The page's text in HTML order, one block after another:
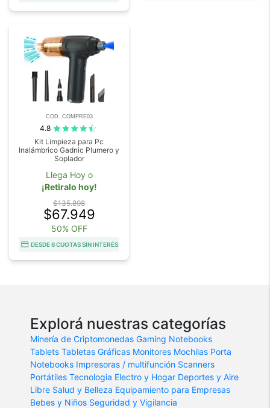
COD. COMPRE03
4.8
Kit Limpieza para Pc
Inalámbrico Gadnic Plumero y
Soplador
Llega Hoy o
¡Retiralo hoy!
$135.898
$67.949
50% OFF
DESDE 6 CUOTAS SIN INTERÉS
Explorá nuestras categorías
Minería de Criptomonedas Gaming Notebooks
Tablets Tabletas Gráficas Monitores Mochilas Porta
Notebooks Impresoras / multifunción Scanners
Portátiles Tecnologia Electro y Hogar Deportes y Aire
Libre Salud y Belleza Equipamiento para Empresas
Bebes y Niños Seguridad y Vigilancia